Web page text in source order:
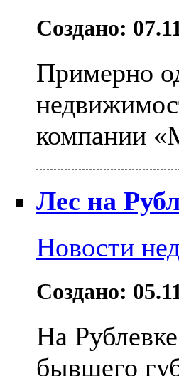
Создано:
Примерно
компании
Лес на
Новости
Создано:
На
бывшего